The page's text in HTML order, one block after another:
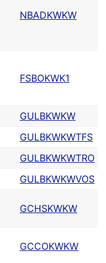
NBADKWKW
FSBOKWK1
GULBKWKW
GULBKWKWTFS
GULBKWKWTRO
GULBKWKWVOS
GCHSKWKW
GCCOKWKW